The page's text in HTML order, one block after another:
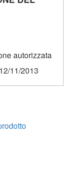
autorizzata
11/2013